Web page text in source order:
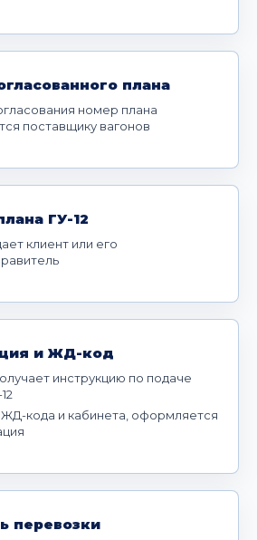
плана
номер плана
поставщику вагонов
ГУ-12
клиент или его
и ЖД-код
инструкцию по подаче
ЖД-кода и кабинета, оформляется
перевозки